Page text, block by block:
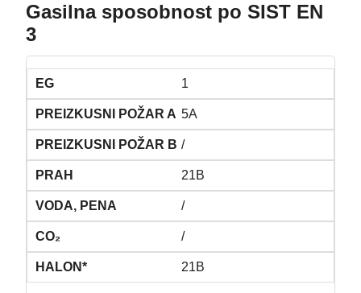
Gasilna sposobnost po SIST EN
3
1
5A
/
21B
/
/
21B